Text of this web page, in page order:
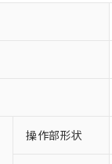
操作部形状